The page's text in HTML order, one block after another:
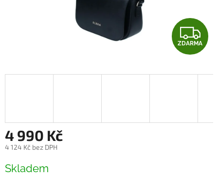
Z
D
A
ZDARMA
4 990 Kč
4 124 Kč bez DPH
cena:
Skladem